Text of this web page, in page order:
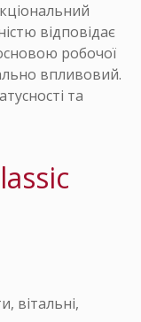
відповідає
робочої
впливовий.
та
вітальні,